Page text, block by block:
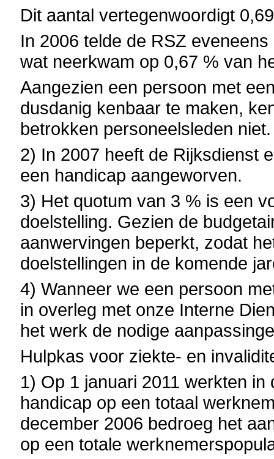
Dit aantal vertegenwoordigt
In 2006 telde de RSZ
wat neerkwam op 0,67 % van
Aangezien een persoon met
dusdanig kenbaar te maken,
betrokken personeelsleden niet.
2) In 2007 heeft de Rijksdienst
een handicap aangeworven.
3) Het quotum van 3 % is een
doelstelling. Gezien de
aanwervingen beperkt, zodat
doelstellingen in de komende
4) Wanneer we een persoon
in overleg met onze Interne
het werk de nodige
Hulpkas voor ziekte- en
1) Op 1 januari 2011 werkten
handicap op een totaal
december 2006 bedroeg het
op een totale